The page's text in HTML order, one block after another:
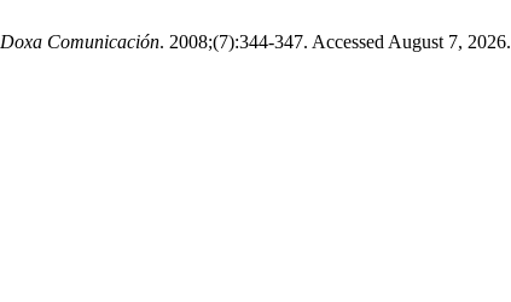
Doxa Comunicación. 2008;(7):344-347. Accessed August 7, 2026.